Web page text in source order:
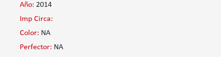
Año: 2014
Imp Circa:
Color: NA
Perfector: NA